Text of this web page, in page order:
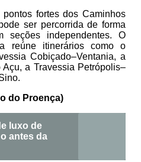
fortes dos Caminhos
ser percorrida de forma
seções independentes. O
reúne itinerários como o
Cobiçado–Ventania, a
a Travessia Petrópolis–
do Proença)
luxo de
antes da